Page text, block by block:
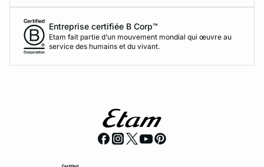
Entreprise certifiée B Corp™
Etam fait partie d’un mouvement mondial qui œuvre au
service des humains et du vivant.